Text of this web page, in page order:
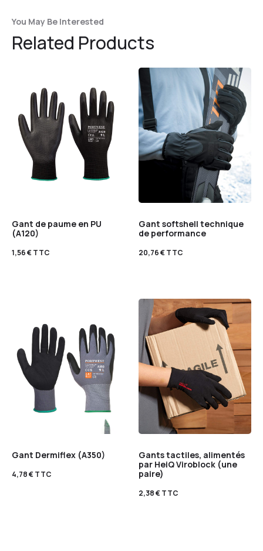
You May Be Interested
Related Products
Gant de paume en PU
(A120)
1,56€TTC
Gant softshell technique
de performance
20,76€TTC
Gant Dermiflex (A350)
4,78€TTC
Gants tactiles, alimentés
par HeiQ Viroblock (une
paire)
2,38€TTC